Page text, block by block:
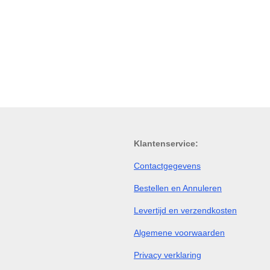
Klantenservice:
Contactgegevens
Bestellen en Annuleren
Levertijd en verzendkosten
Algemene voorwaarden
Privacy verklaring